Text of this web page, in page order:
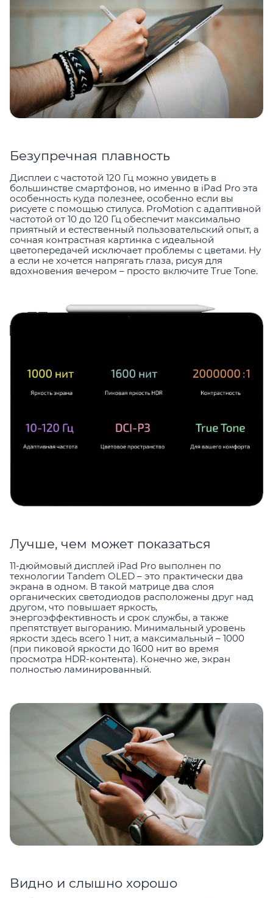
Безупречная плавность
Дисплеи с частотой 120 Гц можно увидеть в
большинстве смартфонов, но именно в iPad Pro эта
особенность куда полезнее, особенно если вы
рисуете с помощью стилуса. ProMotion с адаптивной
частотой от 10 до 120 Гц обеспечит максимально
приятный и естественный пользовательский опыт, а
сочная контрастная картинка с идеальной
цветопередачей исключает проблемы с цветами. Ну
а если не хочется напрягать глаза, рисуя для
вдохновения вечером – просто включите True Tone.
Лучше, чем может показаться
11-дюймовый дисплей iPad Pro выполнен по
технологии Tandem OLED – это практически два
экрана в одном. В такой матрице два слоя
органических светодиодов расположены друг над
другом, что повышает яркость,
энергоэффективность и срок службы, а также
препятствует выгоранию. Минимальный уровень
яркости здесь всего 1 нит, а максимальный – 1000
(при пиковой яркости до 1600 нит во время
просмотра HDR-контента). Конечно же, экран
полностью ламинированный.
Видно и слышно хорошо